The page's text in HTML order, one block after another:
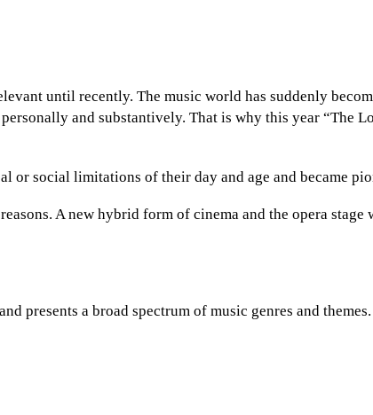
until recently. The music world has suddenly
and substantively. That is why this year “The
social limitations of their day and age and became
A new hybrid form of cinema and the opera
presents a broad spectrum of music genres and themes.